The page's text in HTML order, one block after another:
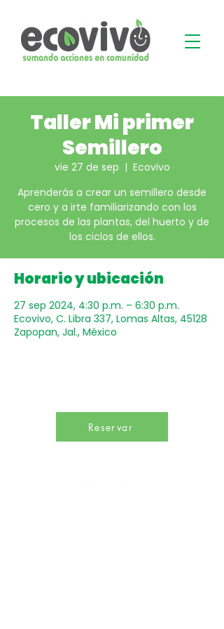
Taller Mi primer
Semillero
vie 27 de sep
  |
Ecovivo
Aprenderás a crear un semillero desde
cero y a irte familiarizando con los
procesos de las plantas, del huerto y de
los ciclos de ellos.
Horario y ubicación
27 sep 2024, 4:30 p.m. – 6:30 p.m.
Ecovivo, C. Libra 337, Lomas Altas, 45128
Zapopan, Jal., México
Reservar